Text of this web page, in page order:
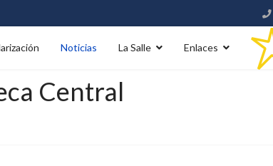
Noticias La Salle Enlaces
Central